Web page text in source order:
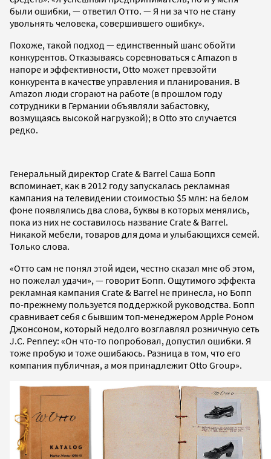
были ошибки, — ответил Отто. — Я ни за что не стану
увольнять человека, совершившего ошибку».
Похоже, такой подход — единственный шанс обойти
конкурентов. Отказываясь соревноваться с Amazon в
напоре и эффективности, Otto может превзойти
конкурента в качестве управления и планирования. В
Amazon люди сгорают на работе (в прошлом году
сотрудники в Германии объявляли забастовку,
возмущаясь высокой нагрузкой); в Otto это случается
редко.
Генеральный директор Crate & Barrel Саша Бопп
вспоминает, как в 2012 году запускалась рекламная
кампания на телевидении стоимостью $5 млн: на белом
фоне появлялись два слова, буквы в которых менялись,
пока из них не составилось название Crate & Barrel.
Никакой мебели, товаров для дома и улыбающихся семей.
Только слова.
«Отто сам не понял этой идеи, честно сказал мне об этом,
но пожелал удачи», — говорит Бопп. Ощутимого эффекта
рекламная кампания Crate & Barrel не принесла, но Бопп
по-прежнему пользуется поддержкой руководства. Бопп
сравнивает себя с бывшим топ-менеджером Apple Роном
Джонсоном, который недолго возглавлял розничную сеть
J.C. Penney: «Он что-то попробовал, допустил ошибки. Я
тоже пробую и тоже ошибаюсь. Разница в том, что его
компания публичная, а моя принадлежит Otto Group».